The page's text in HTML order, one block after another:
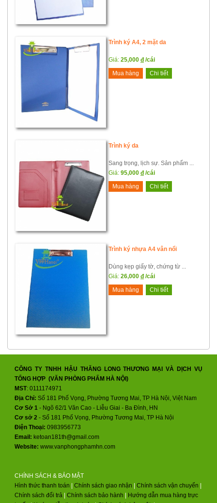
Trình ký A4, 2 mặt da
Giá: 25,000 đ /cái
Mua hàng
Chi tiết
Trình ký da
Sang trọng, lịch sự. Sản phẩm ...
Giá: 95,000 đ /cái
Mua hàng
Chi tiết
Trình ký nhựa A4 vân nổi
Dùng kẹp giấy tờ, chứng từ ...
Giá: 26,000 đ /cái
Mua hàng
Chi tiết
CÔNG TY TNHH HẬU THĂNG LONG THƯƠNG MẠI VÀ DỊCH VỤ
TỔNG HỢP (VĂN PHÒNG PHẨM HÀ NỘI)
MST: 0111174971
Địa Chỉ: Số 181 Phố Vọng, Phường Tương Mai, TP Hà Nội, Việt Nam
Cơ Sở 1 - Ngõ 62/1 Văn Cao - Liễu Giai - Ba Đình, HN
Cơ sở 2 - Số 181 Phố Vọng, Phường Tương Mai, TP Hà Nội
Điện Thoại: 0983956773
Email: ketoan181th@gmail.com
Website: www.vanphongphamhn.com
CHÍNH SÁCH & BẢO MẬT
Hình thức thanh toán
Chính sách giao nhận Chính sách vận chuyển
Chính sách đổi trả
Chính sách bảo hành
Hướng dẫn mua hàng trực